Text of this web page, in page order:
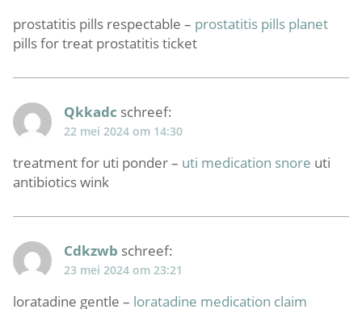
prostatitis pills respectable – prostatitis pills planet
pills for treat prostatitis ticket
Qkkadc schreef:
22 mei 2024 om 14:30
treatment for uti ponder – uti medication snore uti
antibiotics wink
Cdkzwb schreef:
23 mei 2024 om 23:21
loratadine gentle – loratadine medication claim